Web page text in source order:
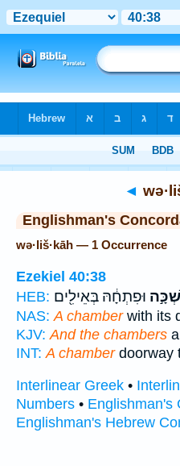
◄
Englishman's
wə·liš·kāh — 1 Occurrence
Ezekiel 40:38
HEB: וּפִתְחָ֔הּ בְּאֵילִ֖ים
NAS: A chamberwith its
KJV: And the chambers
INT: A chamberdoorway
Interlinear Greek •
Numbers • Englishman's
Englishman's Hebrew